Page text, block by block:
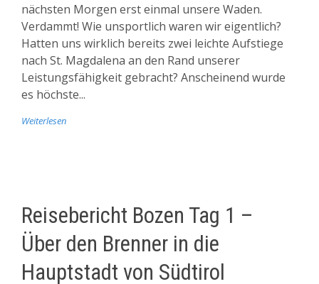
nächsten Morgen erst einmal unsere Waden.
Verdammt! Wie unsportlich waren wir eigentlich?
Hatten uns wirklich bereits zwei leichte Aufstiege
nach St. Magdalena an den Rand unserer
Leistungsfähigkeit gebracht? Anscheinend wurde
es höchste...
Weiterlesen
Reisebericht Bozen Tag 1 –
Über den Brenner in die
Hauptstadt von Südtirol